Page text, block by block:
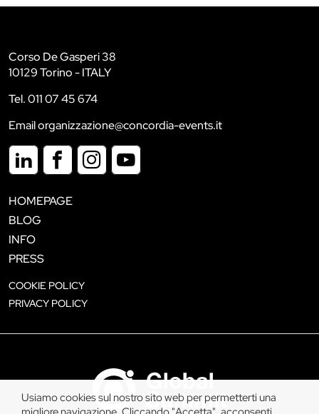
Corso De Gasperi 38
10129 Torino - ITALY
Tel. 011 07 45 674
Email organizzazione@concordia-events.it
HOMEPAGE
BLOG
INFO
PRESS
COOKIE POLICY
PRIVACY POLICY
Usiamo cookies sul nostro sito web per permetterti una